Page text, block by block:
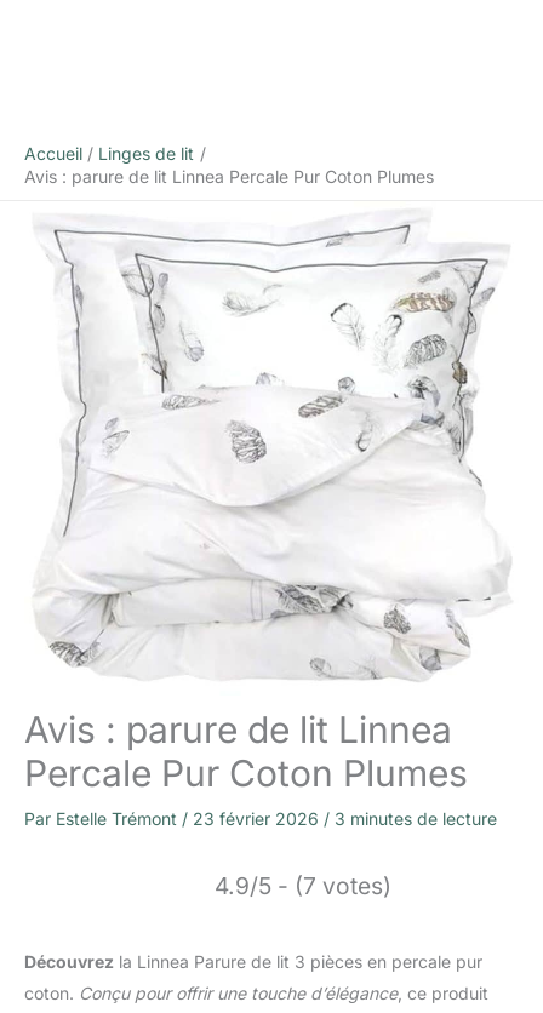
Accueil
Linges de lit
Avis : parure de lit Linnea Percale Pur Coton Plumes
Avis : parure de lit Linnea
Percale Pur Coton Plumes
Par Estelle Trémont / 23 février 2026 / 3 minutes de lecture
4.9/5 - (7 votes)
Découvrez la Linnea Parure de lit 3 pièces en percale pur
coton. Conçu pour offrir une touche d’élégance, ce produit